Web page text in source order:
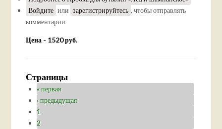
Войдите или зарегистрируйтесь , чтобы отправлять
комментарии
Цена - 1520 руб.
Страницы
« первая
‹ предыдущая
1
2